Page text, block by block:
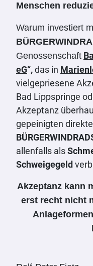
Menschen
Warum investiert
Genossenschaft
eG“,das in
vielgepriesene
Bad Lippspringe
Akzeptanz
gepeinigten
allenfalls als
Schweigegeld
Akzeptanz kann
erst recht nicht